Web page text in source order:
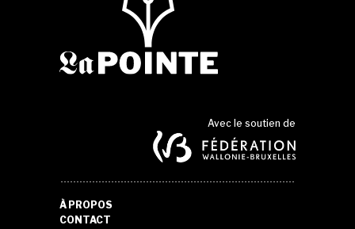
Avec le soutien de
À PROPOS
CONTACT